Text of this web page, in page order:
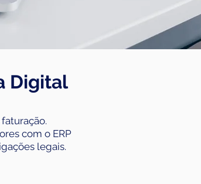
Digital
com o ERP
legais.